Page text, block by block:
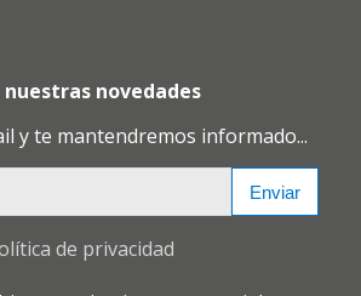
novedades
y te mantendremos informado...
Enviar
de privacidad